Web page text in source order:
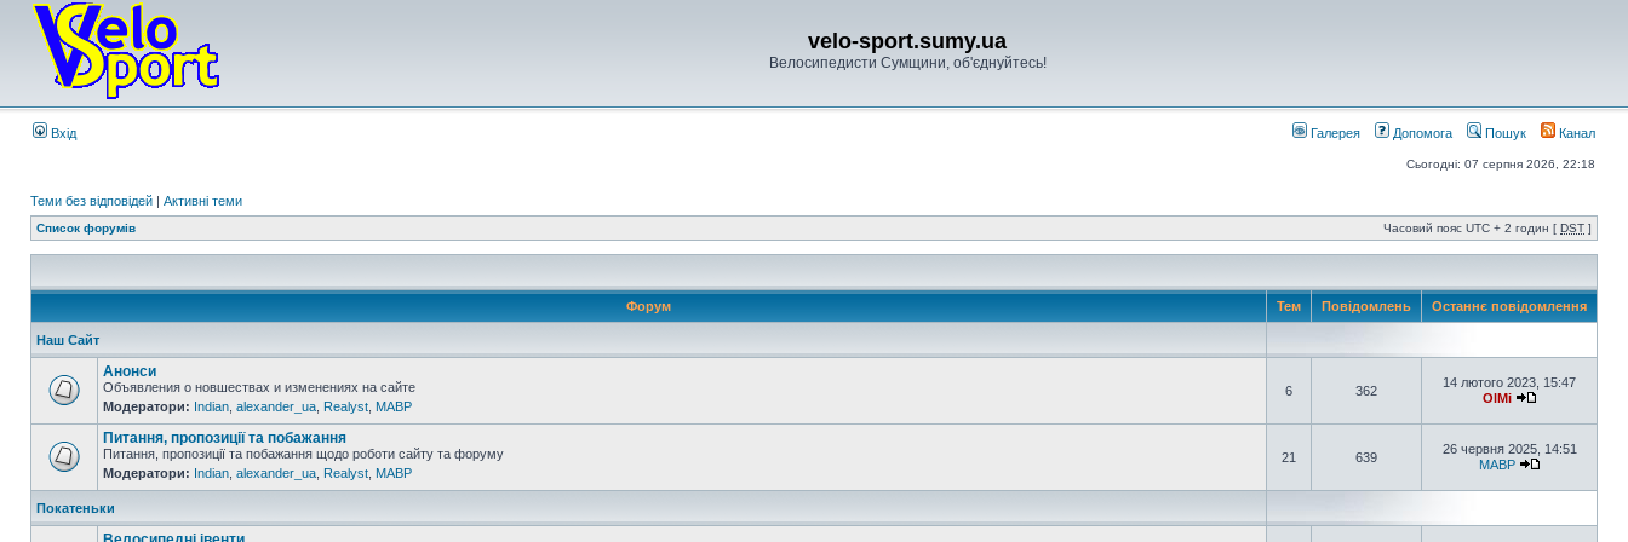
velo-sport.sumy.ua
Велосипедисти Сумщини, об'єднуйтесь!
Вхід Галерея Допомога Пошук Канал
Сьогодні: 07 серпня 2026, 22:18
Теми без відповідей | Активні теми
Список форумів Часовий пояс UTC + 2 годин [ DST ]
Форум Тем Повідомлень Останнє повідомлення
Наш Сайт
Анонси
Объявления о новшествах и изменениях на сайте
Модератори: Indian alexander_ua Realyst MABP
6 362
14 лютого 2023, 15:47
OlMi
Питання, пропозиції та побажання
Питання, пропозиції та побажання щодо роботи сайту та форуму
Модератори: Indian alexander_ua Realyst MABP
21 639
26 червня 2025, 14:51
MABP
Покатеньки